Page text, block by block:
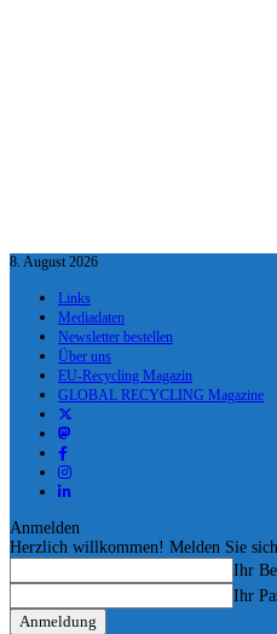
8. August 2026
Links
Mediadaten
Newsletter bestellen
Über uns
EU-Recycling Magazin
GLOBAL RECYCLING Magazine
Anmelden
Herzlich willkommen! Melden Sie
Ihr
Ihr